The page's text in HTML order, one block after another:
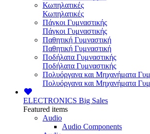
Κωπηλατικές
Κωπηλατικές
Πάγκοι Γυμναστικής
Πάγκοι Γυμναστικής
Παθητική Γυμναστική
Παθητική Γυμναστική
Ποδήλατα Γυμναστικής
Ποδήλατα Γυμναστικής
Πολυόργανα και Μηχανήματα
Πολυόργανα και Μηχανήματα
ELECTRONICS Big Sales
Featured items
Audio
Audio Components